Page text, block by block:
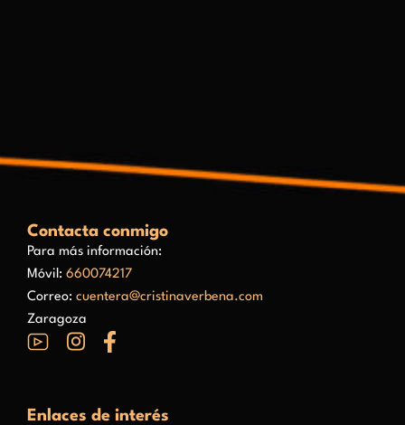
Contacta conmigo
Para más información:
Móvil: 660074217
Correo: cuentera@cristinaverbena.com
Zaragoza
Enlaces de interés